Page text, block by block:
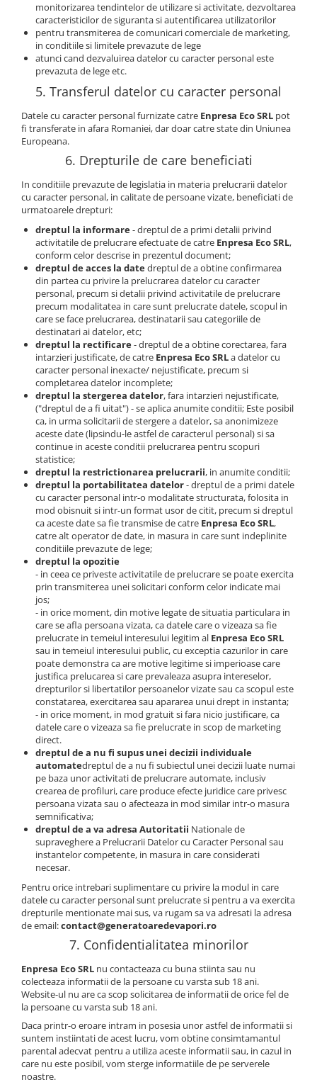
monitorizarea tendintelor de utilizare si activitate, dezvoltarea
caracteristicilor de siguranta si autentificarea utilizatorilor
pentru transmiterea de comunicari comerciale de marketing,
in conditiile si limitele prevazute de lege
atunci cand dezvaluirea datelor cu caracter personal este
prevazuta de lege etc.
5. Transferul datelor cu caracter personal
Datele cu caracter personalfurnizate catre Enpresa Eco SRL pot
fi transferate in afara Romaniei, dar doar catre state din Uniunea
Europeana.
6. Drepturile de care beneficiati
In conditiile prevazute de legislatia in materia prelucrarii datelor
cu caracter personal, in calitate de persoane vizate, beneficiati de
urmatoarele drepturi:
dreptul la informare- dreptul de a primi detalii privind
activitatile de prelucrare efectuate de catre Enpresa Eco SRL,
conform celor descrise in prezentul document;
dreptul de acces la datedreptul de a obtine confirmarea
din partea cu privire la prelucrarea datelor cu caracter
personal, precum si detalii privind activitatile de prelucrare
precum modalitatea in care sunt prelucrate datele, scopul in
care se face prelucrarea, destinatarii sau categoriile de
destinatari ai datelor, etc;
dreptul la rectificare- dreptul de a obtine corectarea, fara
intarzieri justificate, de catre Enpresa Eco SRLa datelor cu
caracter personal inexacte/ nejustificate, precum si
completarea datelor incomplete;
dreptul la stergerea datelor, fara intarzieri nejustificate,
("dreptul de a fi uitat") - se aplica anumite conditii; Este posibil
ca, in urma solicitarii de stergere a datelor, sa anonimizeze
aceste date (lipsindu-le astfel de caracterul personal) si sa
continue in aceste conditii prelucrarea pentru scopuri
statistice;
dreptul la restrictionarea prelucrarii, in anumite conditii;
dreptul la portabilitatea datelor- dreptul de a primi datele
cu caracter personal intr-o modalitate structurata, folosita in
mod obisnuit si intr-un format usor de citit, precum si dreptul
ca aceste date sa fie transmise de catre Enpresa Eco SRL,
catre alt operator de date, in masura in care sunt indeplinite
conditiile prevazute de lege;
dreptul la opozitie
- in ceea ce priveste activitatile de prelucrare se poate exercita
prin transmiterea unei solicitari conform celor indicate mai
jos;
- in orice moment, din motive legate de situatia particulara in
care se afla persoana vizata, ca datele care o vizeaza sa fie
prelucrate in temeiul interesului legitim al Enpresa Eco SRL
sau in temeiul interesului public, cu exceptia cazurilor in care
poate demonstra ca are motive legitime si imperioase care
justifica prelucarea si care prevaleaza asupra intereselor,
drepturilor si libertatilor persoanelor vizate sau ca scopul este
constatarea, exercitarea sau apararea unui drept in instanta;
- in orice moment, in mod gratuit si fara nicio justificare, ca
datele care o vizeaza sa fie prelucrate in scop de marketing
direct.
dreptul de a nu fi supus unei decizii individuale
automatedreptul de a nu fi subiectul unei decizii luate numai
pe baza unor activitati de prelucrare automate, inclusiv
crearea de profiluri, care produce efecte juridice care privesc
persoana vizata sau o afecteaza in mod similar intr-o masura
semnificativa;
dreptul de a va adresa Autoritatii Nationale de
supraveghere a Prelucrarii Datelor cu Caracter Personal sau
instantelor competente, in masura in care considerati
necesar.
Pentru orice intrebari suplimentare cu privire la modul in care
datele cu caracter personal sunt prelucrate si pentru a va exercita
drepturile mentionate mai sus, va rugam sa va adresati la adresa
de email:contact@generatoaredevapori.ro
7. Confidentialitatea minorilor
Enpresa Eco SRL nu contacteaza cu buna stiinta sau nu
colecteaza informatii de la persoane cu varsta sub 18 ani.
Website-ul nu are ca scop solicitarea de informatii de orice fel de
la persoane cu varsta sub 18 ani.
Daca printr-o eroare intram in posesia unor astfel de informatii si
suntem instiintati de acest lucru, vom obtine consimtamantul
parental adecvat pentru a utiliza aceste informatii sau, in cazul in
care nu este posibil, vom sterge informatiile de pe serverele
noastre.